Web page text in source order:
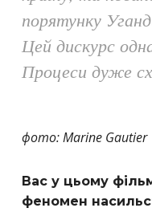
порятунку
Цей дискурс
Процеси дуже
фото: Marine Gautier
Вас у цьому
феномен